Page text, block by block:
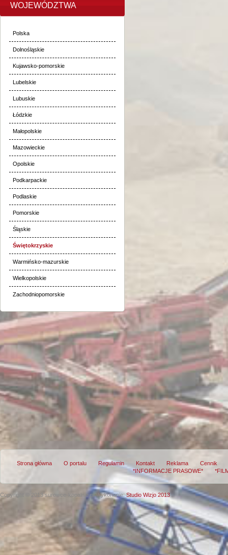
WOJEWÓDZTWA
Polska
Dolnośląskie
Kujawsko-pomorskie
Lubelskie
Lubuskie
Łódzkie
Małopolskie
Mazowieckie
Opolskie
Podkarpackie
Podlaskie
Pomorskie
Śląskie
Świętokrzyskie
Warmińsko-mazurskie
Wielkopolskie
Zachodniopomorskie
Strona główna O portalu Regulamin Kontakt Reklama
Cennik
*INFORMACJE PRASOWE*
Copyright © 2013 surowce-kopalnie.plWykonanie:Studio Wizjo 2013